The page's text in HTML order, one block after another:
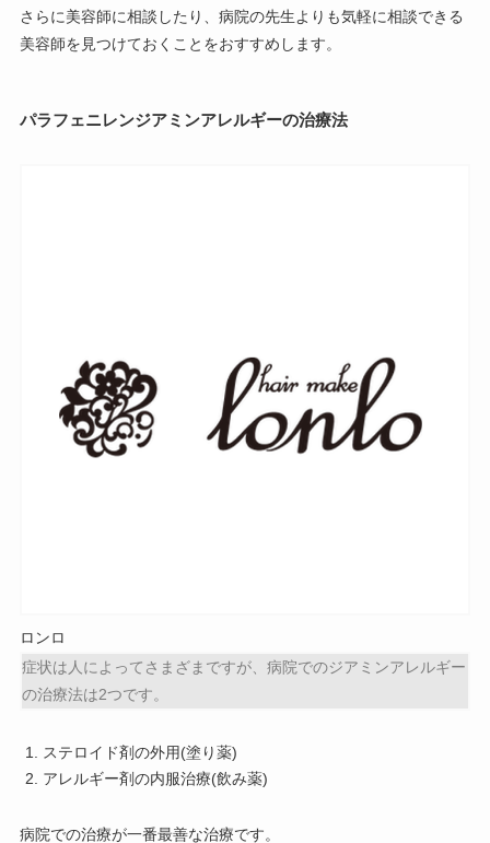
さらに美容師に相談したり、病院の先生よりも気軽に相談できる
美容師を見つけておくことをおすすめします。
パラフェニレンジアミンアレルギーの治療法
ロンロ
症状は人によってさまざまですが、病院でのジアミンアレルギー
の治療法は2つです。
ステロイド剤の外用(塗り薬)
アレルギー剤の内服治療(飲み薬)
病院での治療が一番最善な治療です。